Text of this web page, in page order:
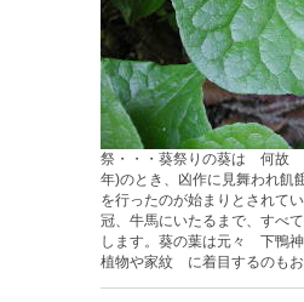
祭・・・葵祭りの葵は 何故
年)のとき、凶作に見舞われ飢
を行ったのが始まりとされて
冠、牛馬にいたるまで、すべ
します。葵の葉は元々 下鴨
植物や家紋 に着目するのも